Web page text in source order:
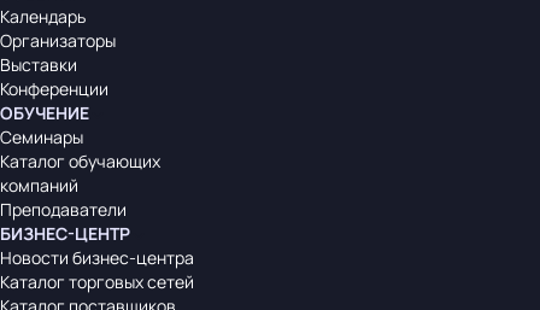
Календарь
Организаторы
Выставки
Конференции
ОБУЧЕНИЕ
Семинары
Каталог обучающих
компаний
Преподаватели
БИЗНЕС-ЦЕНТР
Новости бизнес-центра
Каталог торговых сетей